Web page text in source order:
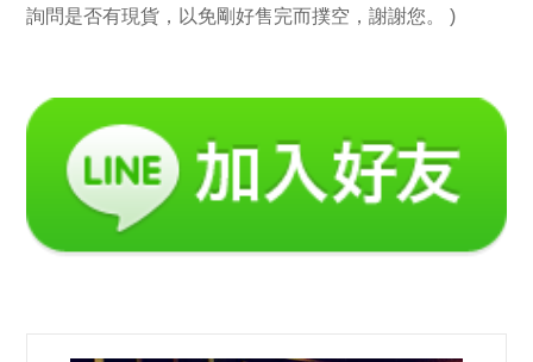
詢問是否有現貨，以免剛好售完而撲空，謝謝您。 )